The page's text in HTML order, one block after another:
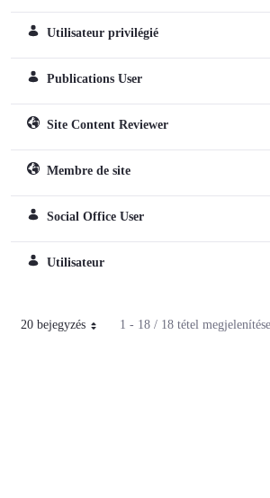
Normál szerepkör
Utilisateur privilégié
Normál szerepkör
Publications User
Webhely szerepkör
Site Content Reviewer
Webhely szerepkör
Membre de site
Normál szerepkör
Social Office User
Normál szerepkör
Utilisateur
20 bejegyzésOldalanként1 - 18 / 18 tétel